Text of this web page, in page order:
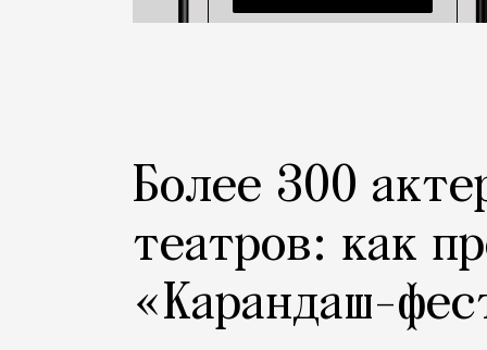
Более 300
театров: как
«Карандаш-